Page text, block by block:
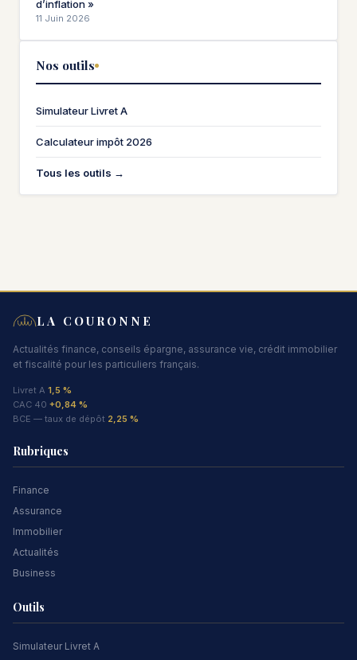
d’inflation »
11 Juin 2026
Nos outils
Simulateur Livret A
Calculateur impôt 2026
Tous les outils →
LA COURONNE
Actualités finance, conseils épargne, assurance vie, crédit immobilier
et fiscalité pour les particuliers français.
Livret A 1,5 %
CAC 40 +0,84 %
BCE — taux de dépôt 2,25 %
Rubriques
Finance
Assurance
Immobilier
Actualités
Business
Outils
Simulateur Livret A